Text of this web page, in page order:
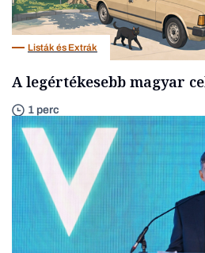
Listák és Extrák
A legértékesebb magyar
1 perc